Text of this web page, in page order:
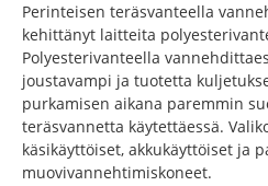
Perinteisen teräsvanteella
kehittänyt laitteita
Polyesterivanteella
joustavampi ja tuotetta
purkamisen aikana paremmin
teräsvannetta käytettäessä.
käsikäyttöiset, akkukäyttöiset ja
muovivannehtimiskoneet.